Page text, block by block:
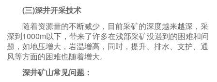
(三)深井开采技术
随着资源量的不断减少，目前采矿的深度越来越深，采
深到1000m以下，带来了许多在浅部采矿没遇到的困难和问
题，如地压增大，岩温增高，同时，提升、排水、支护、通
风等方面的困难也随着增大。
深井矿山常见问题：